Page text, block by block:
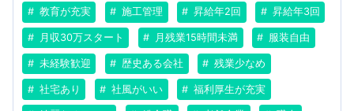
教育が充実 施工管理 昇給年2回 昇給年3回
月収30万スタート 月残業15時間未満 服装自由
未経験歓迎 歴史ある会社 残業少なめ
社宅あり 社風がいい 福利厚生が充実